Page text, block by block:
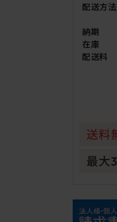
配送方法
納期
在庫
配送料